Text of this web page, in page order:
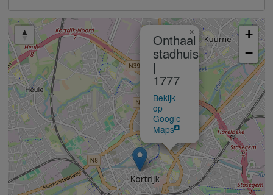
Onthaal
stadhuis
|
1777
Bekijk
op
Google
Maps
×
+
−